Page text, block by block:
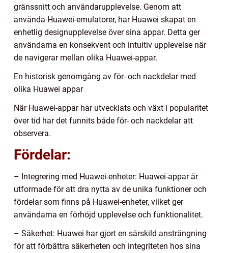
gränssnitt och användarupplevelse. Genom att
använda Huawei-emulatorer, har Huawei skapat en
enhetlig designupplevelse över sina appar. Detta ger
användarna en konsekvent och intuitiv upplevelse när
de navigerar mellan olika Huawei-appar.
En historisk genomgång av för- och nackdelar med
olika Huawei appar
När Huawei-appar har utvecklats och växt i popularitet
över tid har det funnits både för- och nackdelar att
observera.
Fördelar:
– Integrering med Huawei-enheter: Huawei-appar är
utformade för att dra nytta av de unika funktioner och
fördelar som finns på Huawei-enheter, vilket ger
användarna en förhöjd upplevelse och funktionalitet.
– Säkerhet: Huawei har gjort en särskild ansträngning
för att förbättra säkerheten och integriteten hos sina